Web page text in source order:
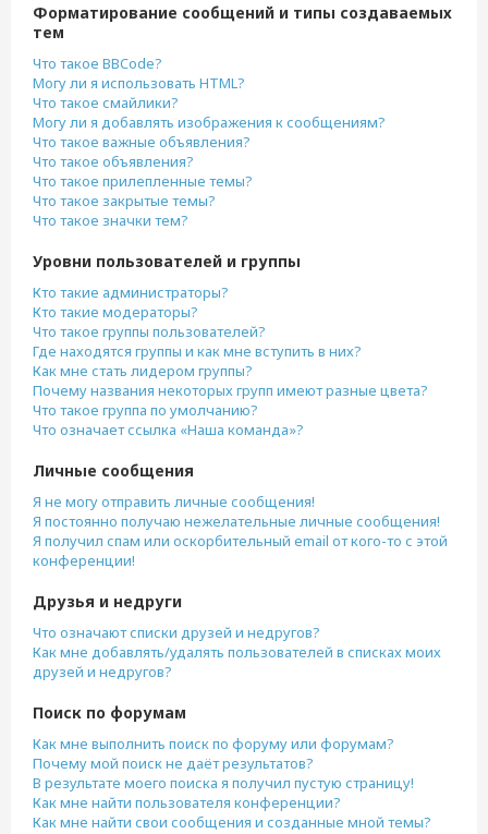
Форматирование сообщений и типы создаваемых
тем
Что такое BBCode?
Могу ли я использовать HTML?
Что такое смайлики?
Могу ли я добавлять изображения к сообщениям?
Что такое важные объявления?
Что такое объявления?
Что такое прилепленные темы?
Что такое закрытые темы?
Что такое значки тем?
Уровни пользователей и группы
Кто такие администраторы?
Кто такие модераторы?
Что такое группы пользователей?
Где находятся группы и как мне вступить в них?
Как мне стать лидером группы?
Почему названия некоторых групп имеют разные цвета?
Что такое группа по умолчанию?
Что означает ссылка «Наша команда»?
Личные сообщения
Я не могу отправить личные сообщения!
Я постоянно получаю нежелательные личные сообщения!
Я получил спам или оскорбительный email от кого-то с этой
конференции!
Друзья и недруги
Что означают списки друзей и недругов?
Как мне добавлять/удалять пользователей в списках моих
друзей и недругов?
Поиск по форумам
Как мне выполнить поиск по форуму или форумам?
Почему мой поиск не даёт результатов?
В результате моего поиска я получил пустую страницу!
Как мне найти пользователя конференции?
Как мне найти свои сообщения и созданные мной темы?